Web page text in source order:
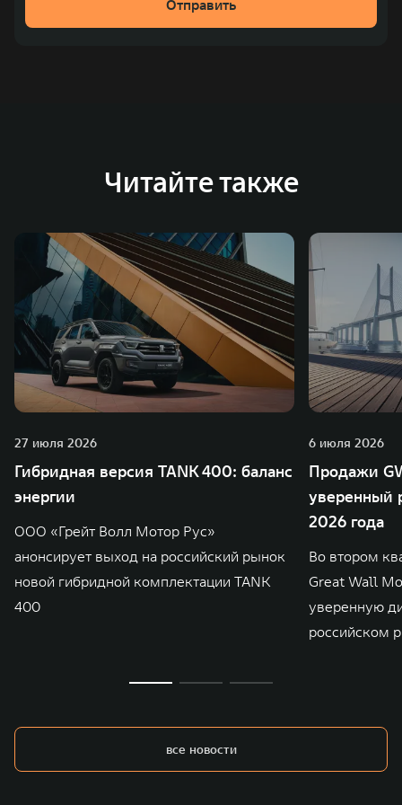
место по объёмам продаж пикапов в Китае. На
зарубежных – в России, Таиланде, Бразилии и Индии, а
Отправить
Читайте также
27 июля 2026
Гибридная версия TANK 400: баланс
энергии
ООО «Грейт Волл Мотор Рус»
анонсирует выход на российский рынок
новой гибридной комплектации TANK
400
6 июля 2026
Продажи
уверенный
2026 года
Во втором
Great Wall
уверенную
российском
все новости